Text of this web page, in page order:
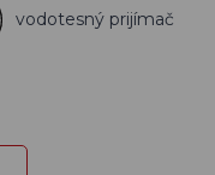
vodotesný prijímač